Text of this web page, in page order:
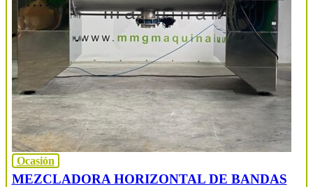
Ocasión
MEZCLADORA HORIZONTAL DE BANDAS